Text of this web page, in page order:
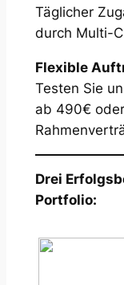
Täglicher
durch Multi-
Flexible
Testen Sie
ab 490€
Drei
Portfolio: